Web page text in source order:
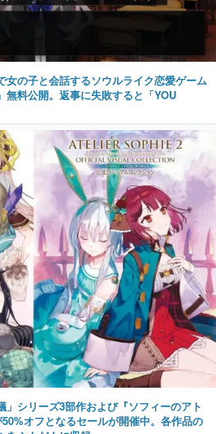
女の子と会話するソウルライク恋愛ゲーム
無料公開。返事に失敗すると「YOU
」シリーズ3部作および『ソフィーのアト
オフとなるセールが開催中。各作品の